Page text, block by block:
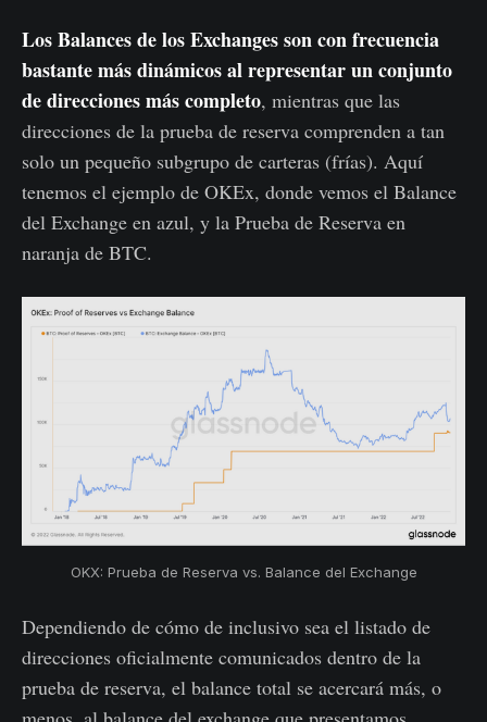
Los Balances de los Exchanges son con frecuencia
bastante más dinámicos al representar un conjunto
de direcciones más completo, mientras que las
direcciones de la prueba de reserva comprenden a tan
solo un pequeño subgrupo de carteras (frías). Aquí
tenemos el ejemplo de OKEx, donde vemos el Balance
del Exchange en azul, y la Prueba de Reserva en
naranja de BTC.
OKX: Prueba de Reserva vs. Balance del Exchange
Dependiendo de cómo de inclusivo sea el listado de
direcciones oficialmente comunicados dentro de la
prueba de reserva, el balance total se acercará más, o